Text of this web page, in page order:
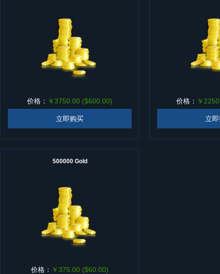
价格： ￥3750.00 ($600.00)
立即购买
价格： ￥
立
500000 Gold
价格： ￥375.00 ($60.00)